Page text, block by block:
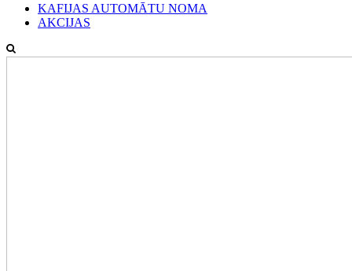
KAFIJAS AUTOMĀTU NOMA
AKCIJAS